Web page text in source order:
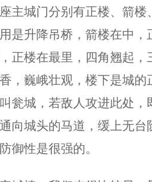
城门分别有正楼、箭楼
是升降吊桥，箭楼在中，
正楼在最里，四角翘起，
，巍峨壮观，楼下是城的
瓮城，若敌人攻进此处，
向城头的马道，缓上无台
御性是很强的。